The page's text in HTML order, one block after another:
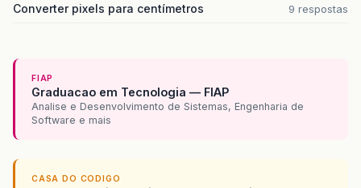
Converter pixels para centímetros 9 respostas
FIAP
Graduacao em Tecnologia — FIAP
Analise e Desenvolvimento de Sistemas, Engenharia de
Software e mais
CASA DO CODIGO